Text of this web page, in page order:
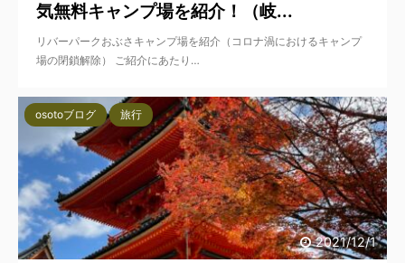
気無料キャンプ場を紹介！（岐...
リバーパークおぶさキャンプ場を紹介（コロナ渦におけるキャンプ
場の閉鎖解除） ご紹介にあたり…
2021/12/1
osotoブログ 旅行